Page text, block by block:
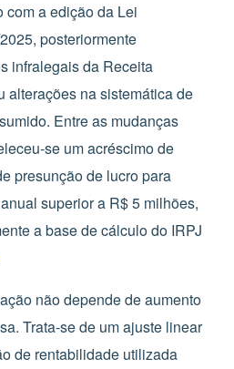
a edição da Lei
posteriormente
infralegais da Receita
alterações na sistemática de
Entre as mudanças
se um acréscimo de
presunção de lucro para
superior a R$ 5 milhões,
a base de cálculo do IRPJ
não depende de aumento
Trata-se de um ajuste linear
de rentabilidade utilizada